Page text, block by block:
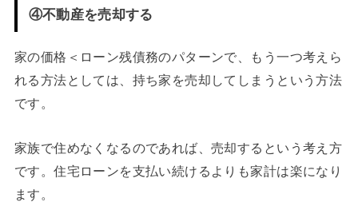
④不動産を売却する
家の価格＜ローン残債務のパターンで、もう一つ考えら
れる方法としては、持ち家を売却してしまうという方法
です。
家族で住めなくなるのであれば、売却するという考え方
です。住宅ローンを支払い続けるよりも家計は楽になり
ます。